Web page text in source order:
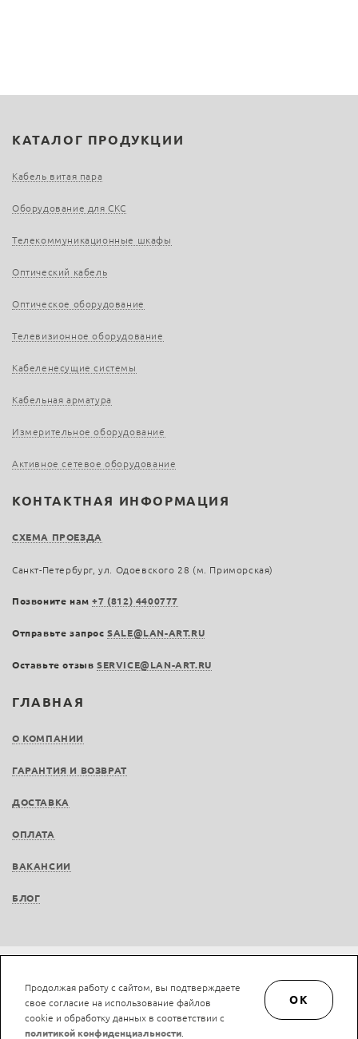
ГЛАВНАЯ
О КОМПАНИИ
ГАРАНТИЯ И ВОЗВРАТ
ДОСТАВКА
ОПЛАТА
ВАКАНСИИ
БЛОГ
КАТАЛОГ ПРОДУКЦИИ
Кабель витая пара
Оборудование для СКС
Телекоммуникационные шкафы
Оптический кабель
Оптическое оборудование
Телевизионное оборудование
Кабеленесущие системы
Кабельная арматура
Измерительное оборудование
Активное сетевое оборудование
КОНТАКТНАЯ ИНФОРМАЦИЯ
СХЕМА ПРОЕЗДА
Санкт-Петербург, ул. Одоевского 28 (м. Приморская)
Позвоните нам+7 (812) 4400777
Отправьте запросSALE@LAN-ART.RU
Оставьте отзыв SERVICE@LAN-ART.RU
Не является публичной офертой © LAN-art.ru, 2013—2026. Все права защищены.
Политика конфиденциальности.
Положение об обработке и защите персональных
данных.
Продолжая работу с сайтом, вы подтверждаете
свое согласие на использование файлов
cookie и обработку данных в соответствии с
политикой конфиденциальности
OK